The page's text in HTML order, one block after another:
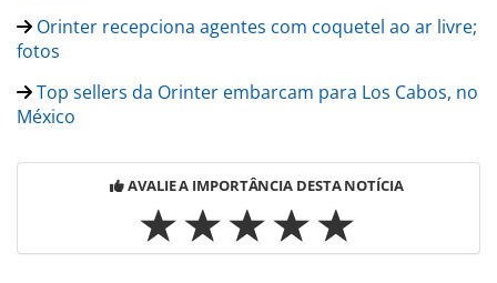
Orinter recepciona agentes com coquetel ao ar livre;
fotos
Top sellers da Orinter embarcam para Los Cabos, no
México
AVALIE A IMPORTÂNCIA DESTA NOTÍCIA